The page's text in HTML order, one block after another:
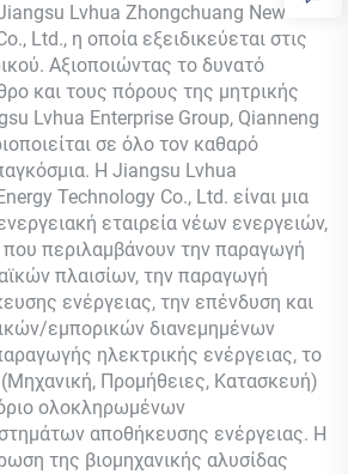
Lvhua Zhongchuang New
Ltd., η οποία εξειδικεύεται στις
Αξιοποιώντας το δυνατό
και τους πόρους της μητρικής
Lvhua Enterprise Group, Qianneng
σε όλο τον καθαρό
Η Jiangsu Lvhua
Technology Co., Ltd. είναι μια
εταιρεία νέων ενεργειών,
που περιλαμβάνουν την παραγωγή
πλαισίων, την παραγωγή
ενέργειας, την επένδυση και
εμπορικών διανεμημένων
ηλεκτρικής ενέργειας, το
Προμήθειες, Κατασκευή)
ολοκληρωμένων
αποθήκευσης ενέργειας. Η
της βιομηχανικής αλυσίδας